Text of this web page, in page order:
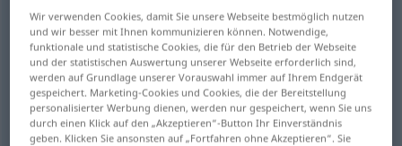
Ausdruckm <-(e)s;Ausdrücke>
Übersicht aller Übersetzungen
(Für mehr Details die Übersetzung anklicken/antippen)
expressão, termo, frase, dicção
Wir verwenden Cookies, damit Sie unsere Webseite bestmöglich nutzen
und wir besser mit Ihnen kommunizieren können. Notwendige,
funktionale und statistische Cookies, die für den Betrieb der Webseite
und der statistischen Auswertung unserer Webseite erforderlich sind,
werden auf Grundlage unserer Vorauswahl immer auf Ihrem Endgerät
gespeichert. Marketing-Cookies und Cookies, die der Bereitstellung
personalisierter Werbung dienen, werden nur gespeichert, wenn Sie uns
durch einen Klick auf den „Akzeptieren“-Button Ihr Einverständnis
geben. Klicken Sie ansonsten auf „Fortfahren ohne Akzeptieren“. Sie